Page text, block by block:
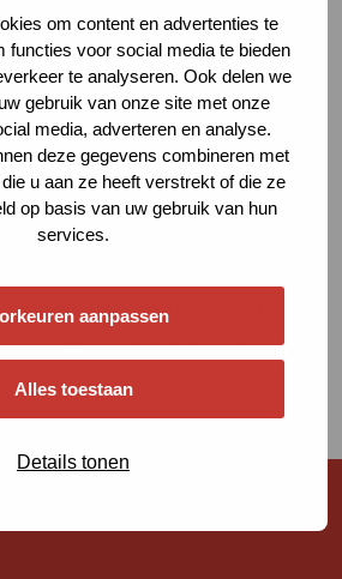
om content en advertenties te
functies voor social media te bieden
te analyseren. Ook delen we
gebruik van onze site met onze
media, adverteren en analyse.
deze gegevens combineren met
u aan ze heeft verstrekt of die ze
op basis van uw gebruik van hun
services.
aanpassen
Alles toestaan
Details tonen
de woonlasten en het
meeste energie in een
voor verwarming.
manier om het verbruik
isolatie toe op het
nodig is aan een
geld doordat we
van ingrepen die
Gemiddeld isoleren
per jaar.
onze projecten